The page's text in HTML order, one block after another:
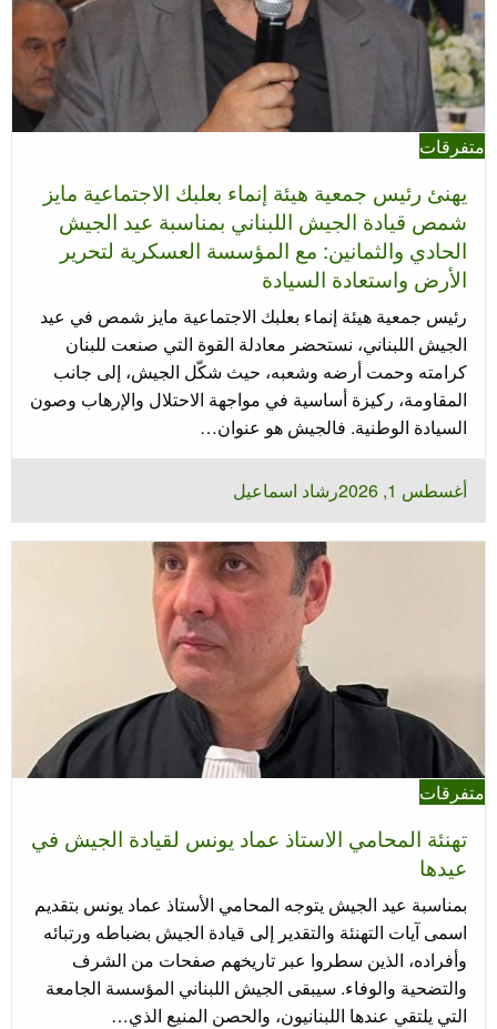
متفرقات
يهنئ رئيس جمعية هيئة إنماء بعلبك الاجتماعية مايز
شمص قيادة الجيش اللبناني بمناسبة عيد الجيش
الحادي والثمانين: مع المؤسسة العسكرية لتحرير
الأرض واستعادة السيادة
رئيس جمعية هيئة إنماء بعلبك الاجتماعية مايز شمص في عيد
الجيش اللبناني، نستحضر معادلة القوة التي صنعت للبنان
كرامته وحمت أرضه وشعبه، حيث شكّل الجيش، إلى جانب
المقاومة، ركيزة أساسية في مواجهة الاحتلال والإرهاب وصون
السيادة الوطنية. فالجيش هو عنوان…
نُشر
في
أغسطس 1, 2026 رشاد اسماعيل
متفرقات
تهنئة المحامي الاستاذ عماد يونس لقيادة الجيش في
عيدها
بمناسبة عيد الجيش يتوجه المحامي الأستاذ عماد يونس بتقديم
اسمى آيات التهنئة والتقدير إلى قيادة الجيش بضباطه ورتبائه
وأفراده، الذين سطروا عبر تاريخهم صفحات من الشرف
والتضحية والوفاء. سيبقى الجيش اللبناني المؤسسة الجامعة
التي يلتقي عندها اللبنانيون، والحصن المنيع الذي…